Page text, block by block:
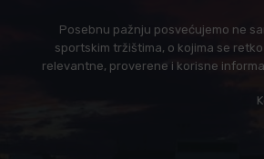
Posebnu pažnju posvećujemo ne
sportskim tržištima, o kojima se
relevantne, proverene i korisne